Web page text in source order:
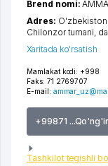
Mamlakat kodi: +998
Faks: 71 2769707
E-mail:
+99871
Tashkilot tegishli
Brend nomi:
Adres: O'zbekiston,
Chilonzor tumani
Xaritada ko'rsatish